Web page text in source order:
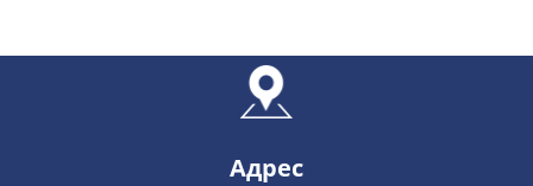
Адрес